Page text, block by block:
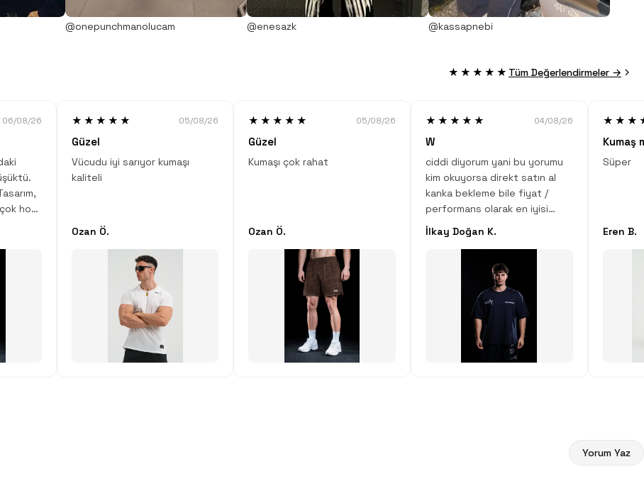
@onepunchmanolucam @enesazk @kassapnebi
★★★★★ Tüm Değerlendirmeler →
06/08/26
hoş.
★★★★★ 05/08/26
Güzel
Vücudu iyi sarıyor kumaşı
kaliteli
Ozan Ö.
★★★★★ 05/08/26
Güzel
Kumaşı çok rahat
Ozan Ö.
★★★★★ 04/08/26
W
ciddi diyorum yani bu yorumu
kim okuyorsa direkt satın al
kanka bekleme bile fiyat /
performans olarak en iyisi
sana ciddi diyorum bir çok
spor markasının ürününü
kaliteli yapanı görmedim hatta
git ve diğerleri bak kimse
kumaş içeriklerini bu kadar
detaylı vermezler çünkü
onlarda biliyor kaliteli bir
ürünlerinin olmadığını emin ol
direkt satın al !
İlkay Doğan K.
Kumaş
Süper
Eren B.
Yorum Yaz